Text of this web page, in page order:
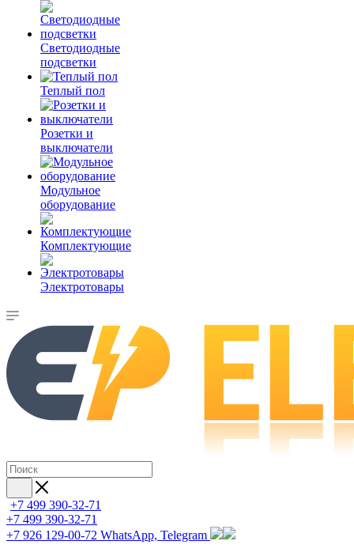
Светодиодные
подсветки
Теплый пол
Розетки и
выключатели
Модульное
оборудование
Комплектующие
Электротовары
+7 499 390-32-71
+7 499 390-32-71
+7 926 129-00-72 WhatsApp, Telegram